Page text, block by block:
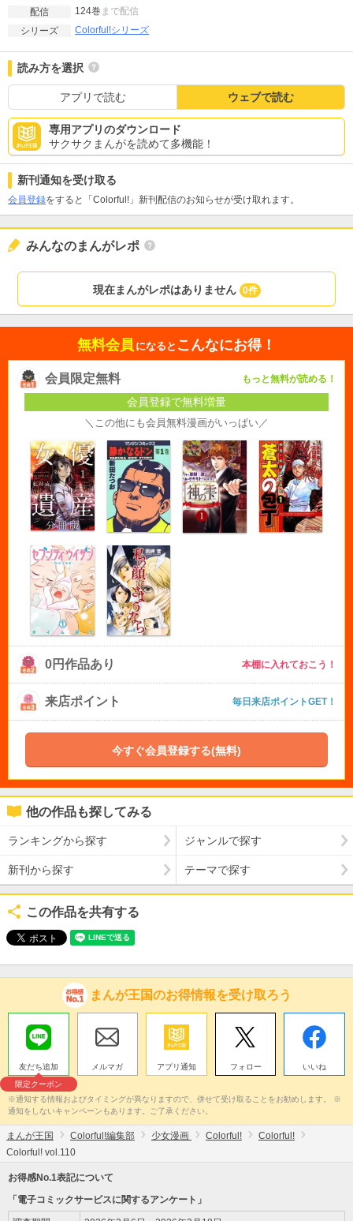
配信
124巻 まで配信
シリーズ
Colorful!シリーズ
読み方を選択
アプリで読む ウェブで読む
専用アプリのダウンロード
サクサクまんがを読めて多機能！
新刊通知を受け取る
会員登録をすると「Colorful!」新刊配信のお知らせが受け取れます。
みんなのまんがレポ
現在まんがレポはありません 0件
無料会員 になると こんなにお得！
会員限定無料 もっと無料が読める！
会員登録で無料増量
＼この他にも会員無料漫画がいっぱい／
0円作品あり 本棚に入れておこう！
来店ポイント 毎日来店ポイントGET！
今すぐ会員登録する(無料)
他の作品も探してみる
ランキングから探す ジャンルで探す
新刊から探す テーマで探す
この作品を共有する
まんが王国のお得情報を受け取ろう
友だち追加
限定クーポン
メルマガ アプリ通知 フォロー いいね
※通知する情報およびタイミングが異なりますので、併せて受け取ることをお勧めします。 ※
通知をしないキャンペーンもあります。ご了承ください。
まんが王国 Colorful!編集部 少女漫画 Colorful!
Colorful!
Colorful! vol.110
お得感No.1表記について
「電子コミックサービスに関するアンケート」